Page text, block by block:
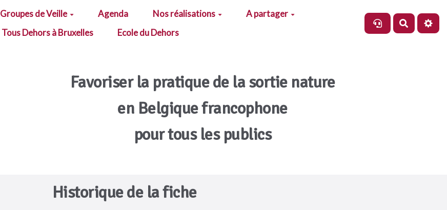
Groupes de Veille Agenda Nos réalisations
A partager
Tous Dehors à Bruxelles
Ecole du Dehors
Favoriser la pratique de la sortie nature
en Belgique francophone
pour tous les publics
Historique de la fiche